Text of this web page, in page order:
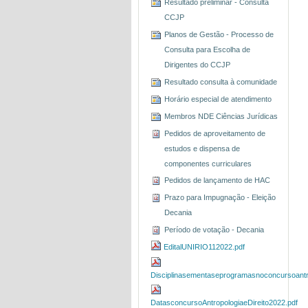
Resultado preliminar - Consulta
CCJP
Planos de Gestão - Processo de
Consulta para Escolha de
Dirigentes do CCJP
Resultado consulta à comunidade
Horário especial de atendimento
Membros NDE Ciências Jurídicas
Pedidos de aproveitamento de
estudos e dispensa de
componentes curriculares
Pedidos de lançamento de HAC
Prazo para Impugnação - Eleição
Decania
Período de votação - Decania
EditalUNIRIO112022.pdf
DatasconcursoAntropologiaeDireito2022.pdf